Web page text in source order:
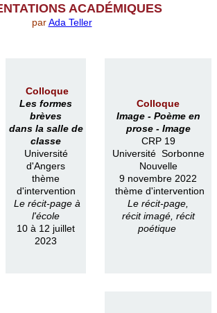
ACADÉMIQUES
parAda Teller
Colloque
Les formes
brèves
dans la salle de
classe
Université
d'Angers
thème
d'intervention
Le récit-page à
l'école
10 à 12 juillet
2023
Colloque
Image - Poème en
prose - Image
CRP 19
Université Sorbonne
Nouvelle
9 novembre 2022
thème d'intervention
Le récit-page,
récit imagé, récit
poétique